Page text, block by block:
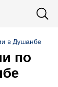
в Душанбе
по